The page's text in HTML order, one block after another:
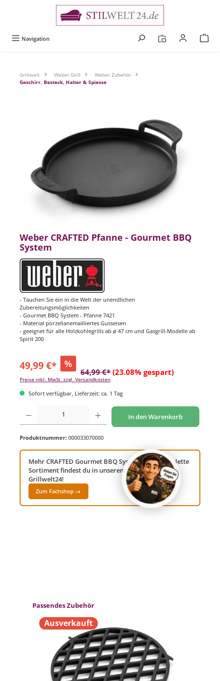
Navigation
Grillwelt Weber Grill
Weber Zubehör
Geschirr, Besteck, Halter & Spiesse
Weber CRAFTED Pfanne - Gourmet BBQ
System
- Tauchen Sie ein in die Welt der unendlichen
Zubereitungsmöglichkeiten
- Gourmet BBQ System - Pfanne 7421
- Material porzellanemailliertes Gusseisen
- geeignet für alle Holzkohlegrills ab ø 47 cm und Gasgrill-Modelle ab
Spirit 200
49,99 €* %
64,99 €* (23.08% gespart)
Preise inkl. MwSt. zzgl. Versandkosten
Sofort verfügbar, Lieferzeit: ca. 1 Tag
Produkt Anzahl: Gib den gewünschten Wert ein oder benutze die Schaltflächen um
In den Warenkorb
Produktnummer: 000033070000
Mehr CRAFTED Gourmet BBQ System? Das komplette
Sortiment findest du in unserem Fachshop
Grillwelt24!
Zum Fachshop →
Produktgalerie überspringen
Passendes Zubehör
Ausverkauft